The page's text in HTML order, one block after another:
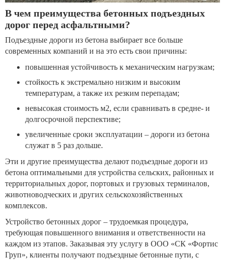
В чем преимущества бетонных подъездных
дорог перед асфальтными?
Подъездные дороги из бетона выбирает все больше
современных компаний и на это есть свои причины:
повышенная устойчивость к механическим нагрузкам;
стойкость к экстремально низким и высоким
температурам, а также их резким перепадам;
невысокая стоимость м2, если сравнивать в средне- и
долгосрочной перспективе;
увеличенные сроки эксплуатации – дороги из бетона
служат в 5 раз дольше.
Эти и другие преимущества делают подъездные дороги из
бетона оптимальными для устройства сельских, районных и
территориальных дорог, портовых и грузовых терминалов,
животноводческих и других сельскохозяйственных
комплексов.
Устройство бетонных дорог – трудоемкая процедура,
требующая повышенного внимания и ответственности на
каждом из этапов. Заказывая эту услугу в ООО «СК «Фортис
Груп», клиенты получают подъездные бетонные пути, с